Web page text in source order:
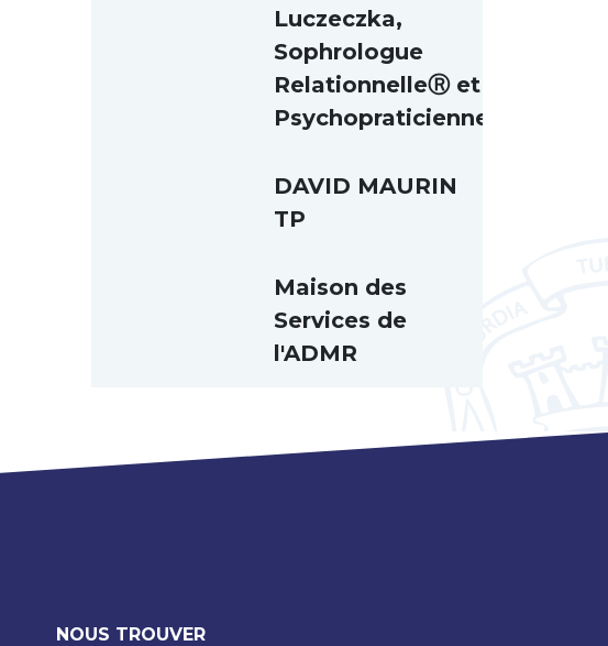
Luczeczka,
Sophrologue
RelationnelleⓇ et
Psychopraticienne
DAVID MAURIN
TP
Maison des
Services de
l'ADMR
NOUS TROUVER